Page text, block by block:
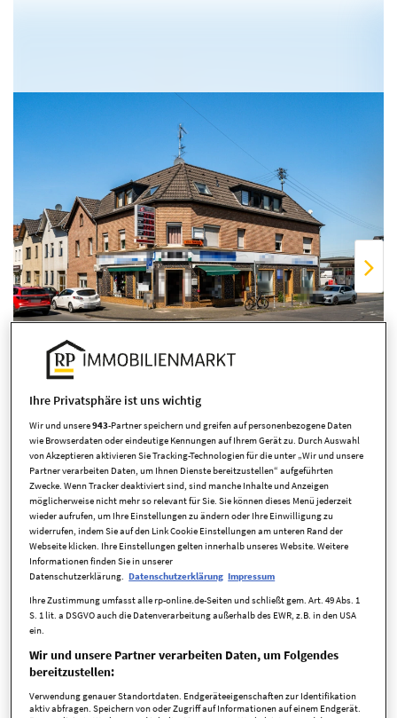
Übersicht ausblenden
Eckdaten
Kaufpreis
Zimmer
Anbieter-ID 149556
Ihre Privatsphäre ist uns wichtig
Wir und unsere943-Partner speichern und greifen auf personenbezogene Daten
wie Browserdaten oder eindeutige Kennungen auf Ihrem Gerät zu. Durch Auswahl
von Akzeptieren aktivieren Sie Tracking-Technologien für die unter „Wir und unsere
Partner verarbeiten Daten, um Ihnen Dienste bereitzustellen“ aufgeführten
Zwecke. Wenn Tracker deaktiviert sind, sind manche Inhalte und Anzeigen
möglicherweise nicht mehr so relevant für Sie. Sie können dieses Menü jederzeit
wieder aufrufen, um Ihre Einstellungen zu ändern oder Ihre Einwilligung zu
widerrufen, indem Sie auf den Link Cookie Einstellungen am unteren Rand der
Webseite klicken. Ihre Einstellungen gelten innerhalb unseres Website. Weitere
Informationen finden Sie in unserer
Datenschutzerklärung. Datenschutzerklärung Impressum
Ihre Zustimmung umfasst alle rp-online.de-Seiten und schließt gem. Art. 49 Abs. 1
S. 1 lit. a DSGVO auch die Datenverarbeitung außerhalb des EWR, z.B. in den USA
ein.
Wir und unsere Partner verarbeiten Daten, um Folgendes
bereitzustellen:
Verwendung genauer Standortdaten. Endgeräteeigenschaften zur Identifikation
aktiv abfragen. Speichern von oder Zugriff auf Informationen auf einem Endgerät.